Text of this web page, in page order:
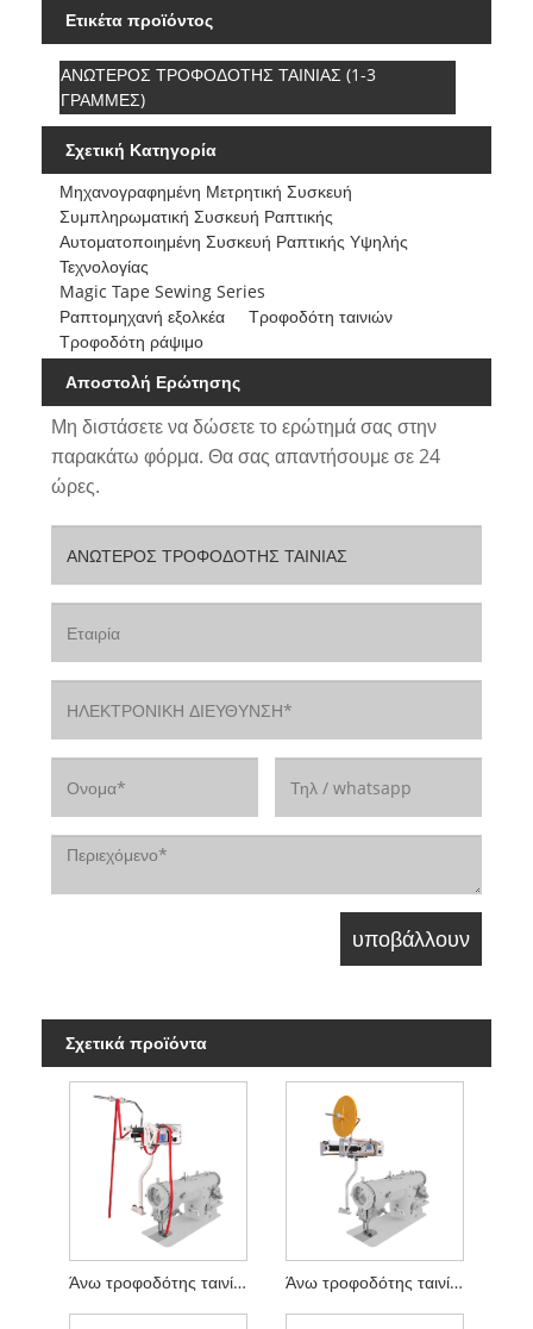
Ετικέτα προϊόντος
ΑΝΩΤΕΡΟΣ ΤΡΟΦΟΔΟΤΗΣ ΤΑΙΝΙΑΣ (1-3
ΓΡΑΜΜΕΣ)
Σχετική Κατηγορία
Μηχανογραφημένη Μετρητική Συσκευή
Συμπληρωματική Συσκευή Ραπτικής
Αυτοματοποιημένη Συσκευή Ραπτικής Υψηλής
Τεχνολογίας
Magic Tape Sewing Series
Ραπτομηχανή εξολκέα
Τροφοδότη ταινιών
Τροφοδότη ράψιμο
Αποστολή Ερώτησης
Μη διστάσετε να δώσετε το ερώτημά σας στην
παρακάτω φόρμα. Θα σας απαντήσουμε σε 24
ώρες.
Σχετικά προϊόντα
Άνω τροφοδότης ταινίας Πλάτος τροφοδοσίας 70mm Άνω τροφοδότης ταινίας Πλάτος τροφοδοσίας 200mm